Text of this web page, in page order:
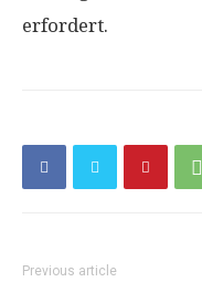
erfordert.
Previous article